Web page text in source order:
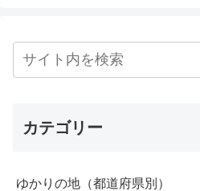
カテゴリー
ゆかりの地（都道府県別）